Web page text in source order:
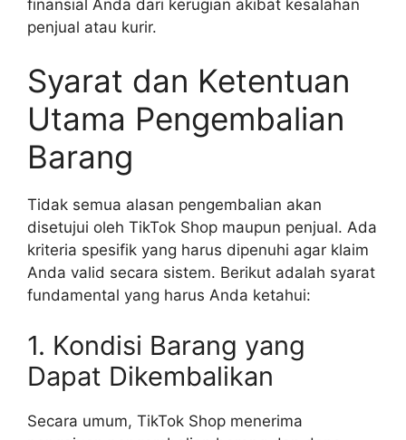
finansial Anda dari kerugian akibat kesalahan
penjual atau kurir.
Syarat dan Ketentuan
Utama Pengembalian
Barang
Tidak semua alasan pengembalian akan
disetujui oleh TikTok Shop maupun penjual. Ada
kriteria spesifik yang harus dipenuhi agar klaim
Anda valid secara sistem. Berikut adalah syarat
fundamental yang harus Anda ketahui:
1. Kondisi Barang yang
Dapat Dikembalikan
Secara umum, TikTok Shop menerima